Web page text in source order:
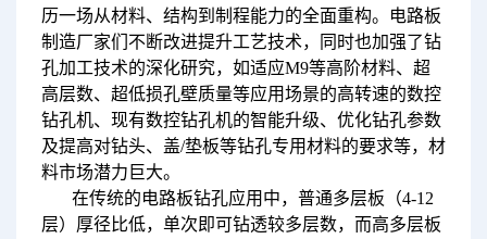
历一场从材料、结构到制程能力的全面重构。电路板
制造厂家们不断改进提升工艺技术，同时也加强了钻
孔加工技术的深化研究，如适应M9等高阶材料、超
高层数、超低损孔壁质量等应用场景的高转速的数控
钻孔机、现有数控钻孔机的智能升级、优化钻孔参数
及提高对钻头、盖/垫板等钻孔专用材料的要求等，材
料市场潜力巨大。
在传统的电路板钻孔应用中，普通多层板（4-12
层）厚径比低，单次即可钻透较多层数，而高多层板